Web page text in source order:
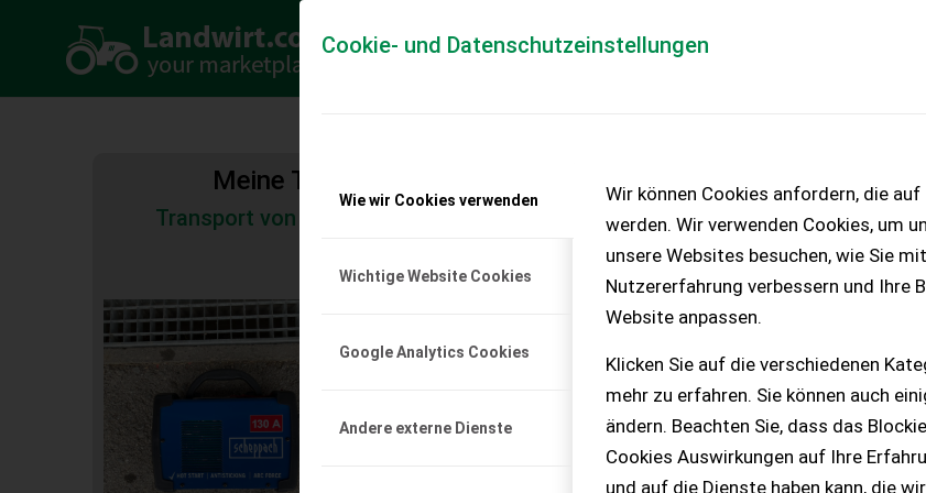
Cookie- und Datenschutzeinstellungen
Wie wir Cookies verwenden
Wichtige Website Cookies
Google Analytics Cookies
Andere externe Dienste
Wir können Cookies anfordern, die
werden. Wir verwenden Cookies, um
unsere Websites besuchen, wie Sie
Nutzererfahrung verbessern und Ihre
Website anpassen.
Klicken Sie auf die verschiedenen
mehr zu erfahren. Sie können auch
ändern. Beachten Sie, dass das
Cookies Auswirkungen auf Ihre
und auf die Dienste haben kann, die
Meine Transportkostenanfrage
Transport von Land- und Baumaschinen – KEINE
Scheppach Elektrodenschweißgerät
Verkaufe ein Scheppach Elektrodenschweißgerät
gebrauchter Zustand (siehe Bilder) - läuft
einwandfrei (kann auch bei Abholung getestet
werden) - Startzubehör ist dabei (siehe Bilder) -
Schutzgasschweißgerätes Privatverkauf. Keine